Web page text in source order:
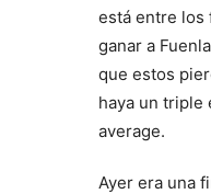
está entre los
ganar a
que estos
haya un triple
average.
Ayer era una